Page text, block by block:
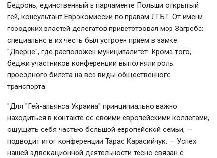
Бедронь, единственный в парламенте Польши открытый
гей, консультант Еврокомиссии по правам ЛГБТ. От имени
городских властей делегатов приветствовал мэр Загреба:
специально в их честь был устроен прием в замке
"Дверце", где расположен муниципалитет. Кроме того,
беджи участников конференции выполняли роль
проездного билета на все виды общественного
транспорта.
"Для "Гей-альянса Украина" принципиально важно
находиться в контакте со своими европейскими коллегами,
ощущать себя частью большой европейской семьи, —
подводит итог конференции Тарас Карасийчук. — Успех
нашей адвокационной деятельности тесно связан с